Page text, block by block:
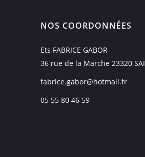
NOS COORDONNÉES
Ets FABRICE GABOR
36 rue de la Marche 23320
fabrice.gabor@hotmail.fr
05 55 80 46 59